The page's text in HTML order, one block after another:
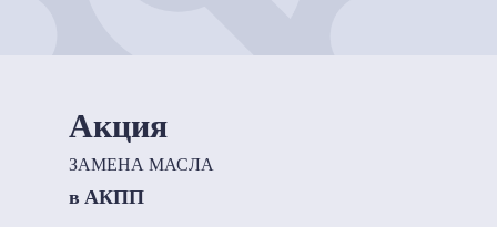
Акция
ЗАМЕНА МАСЛА
в АКПП